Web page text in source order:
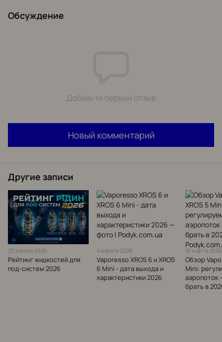
Обсуждение
Добавьте первый отзыв
Новый комментарий
Другие записи
23 апреля 2026
Рейтинг жидкостей для
под-систем 2026
4 апреля 2026
Vaporesso XROS 6 и XROS
6 Mini - дата выхода и
характеристики 2026
16 марта 2026
Обзор
Mini:
аэропоток
брать в